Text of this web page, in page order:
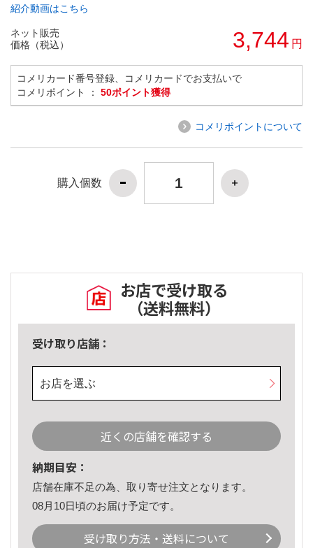
紹介動画はこちら
ネット販売
価格（税込）
3,744 円
コメリカード番号登録、コメリカードでお支払いで
コメリポイント ： 50ポイント獲得
コメリポイントについて
購入個数
お店で受け取る
（送料無料）
受け取り店舗：
お店を選ぶ
近くの店舗を確認する
納期目安：
店舗在庫不足の為、取り寄せ注文となります。
08月10日頃のお届け予定です。
受け取り方法・送料について